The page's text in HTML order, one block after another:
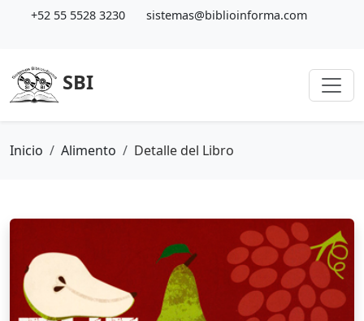
+52 55 5528 3230 sistemas@biblioinforma.com
SBI
Inicio Alimento Detalle del Libro